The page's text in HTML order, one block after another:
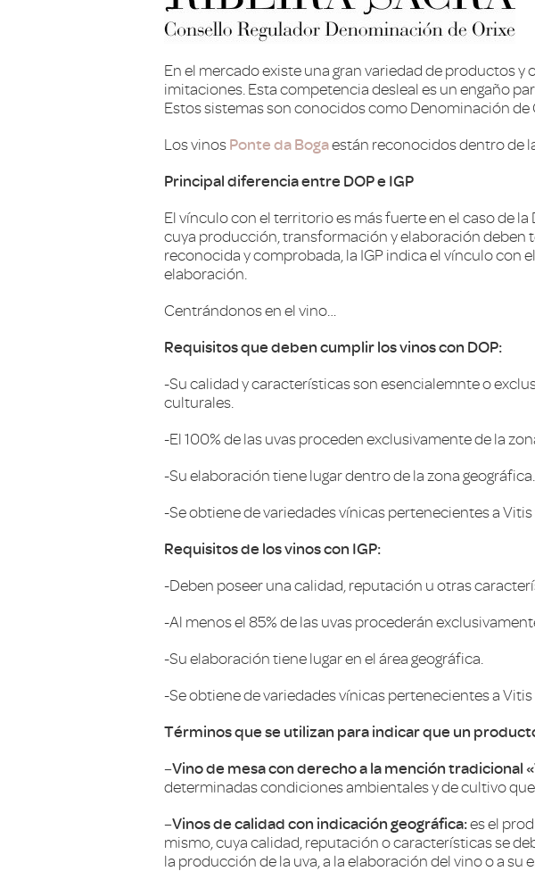
En el mercado existe una gran variedad de productos
imitaciones. Esta competencia desleal es un engaño
Estos sistemas son conocidos como Denominación de
Los vinos Ponte da Bogaestán reconocidos dentro de
Principal diferencia entre DOP e IGP
El vínculo con el territorio es más fuerte en el caso de
cuya producción, transformación y elaboración deben
reconocida y comprobada, la IGP indica el vínculo con
elaboración.
Centrándonos en el vino…
Requisitos que deben cumplir los vinos con DOP:
-Su calidad y características son esencialemnte o
culturales.
-El 100% de las uvas proceden exclusivamente de la
-Su elaboración tiene lugar dentro de la zona geográfica.
-Se obtiene de variedades vínicas pertenecientes a
Requisitos de los vinos con IGP:
-Deben poseer una calidad, reputación u otras
-Al menos el 85% de las uvas procederán
-Su elaboración tiene lugar en el área geográfica.
-Se obtiene de variedades vínicas pertenecientes a
Términos que se utilizan para indicar que un producto
–Vino de mesa con derecho a la mención tradicional
determinadas condiciones ambientales y de cultivo
–Vinos de calidad con indicación geográfica:es el
mismo, cuya calidad, reputación o características se
la producción de la uva, a la elaboración del vino o a su